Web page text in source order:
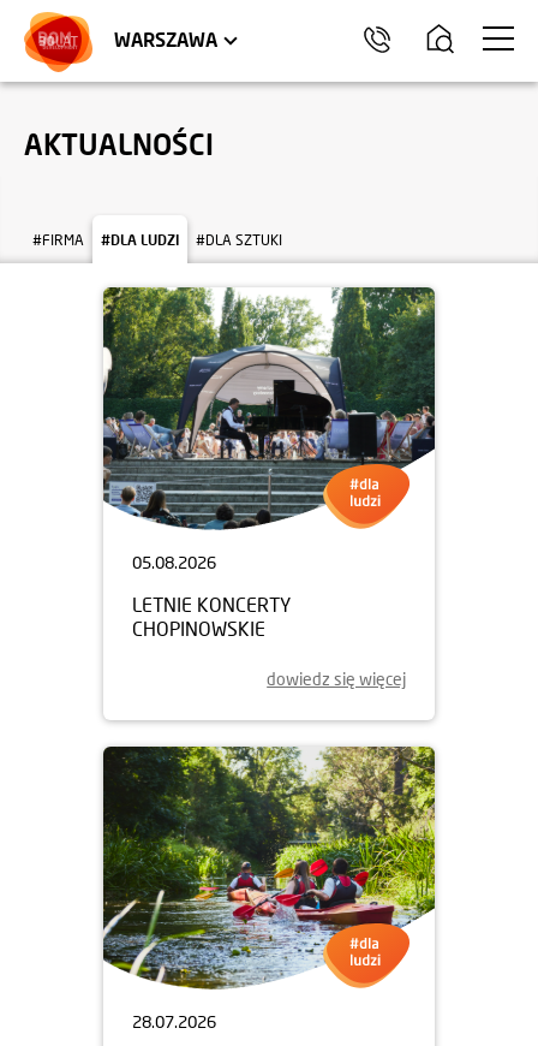
WARSZAWA
HEL
AKTUALNOŚCI
#FIRMA #DLA LUDZI #DLA SZTUKI
05.08.2026
LETNIE KONCERTY
CHOPINOWSKIE
dowiedz się więcej
28.07.2026